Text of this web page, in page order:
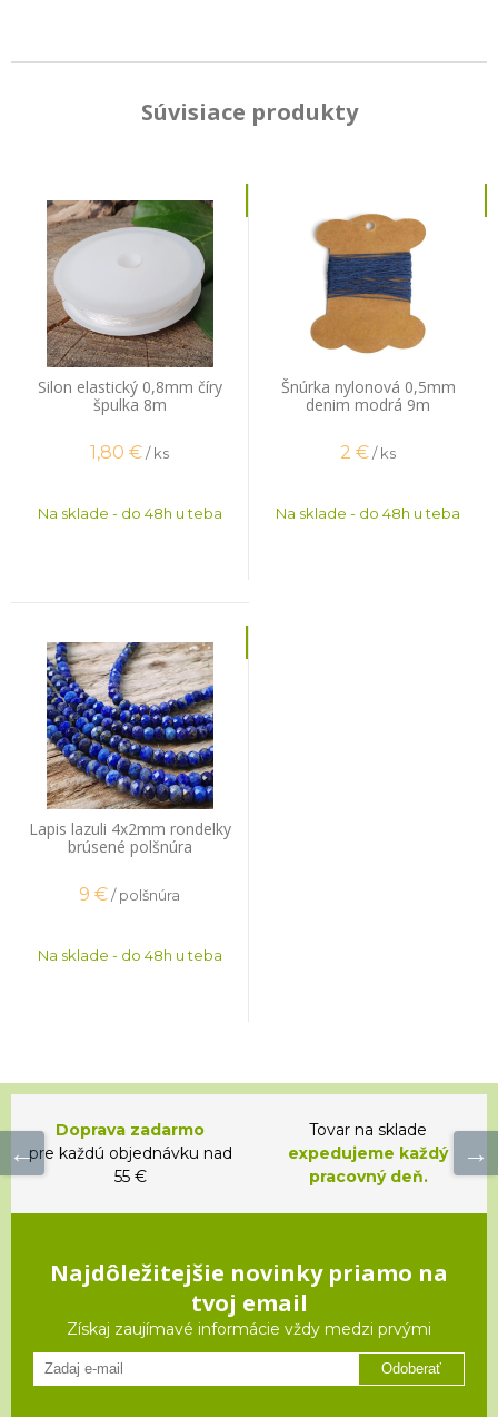
Súvisiace produkty
Silon elastický 0,8mm číry
špulka 8m
1,80 €/ ks
Na sklade - do 48h u teba
Šnúrka nylonová 0,5mm
denim modrá 9m
2 €/ ks
Na sklade - do 48h u teba
Lapis lazuli 4x2mm rondelky
brúsené polšnúra
9 €/ polšnúra
Na sklade - do 48h u teba
Doprava zadarmo
pre každú objednávku nad
55 €
Tovar na sklade
expedujeme každý
pracovný deň.
Najdôležitejšie novinky priamo na
tvoj email
Získaj zaujímavé informácie vždy medzi prvými
Odoberať